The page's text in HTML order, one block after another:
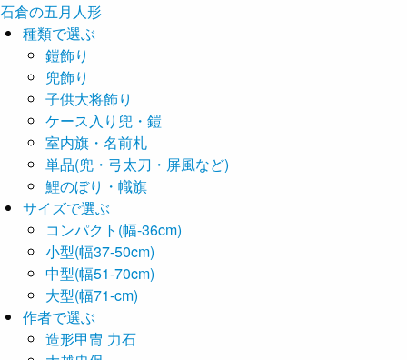
石倉の五月 人形
種類で選ぶ
鎧飾り
兜飾り
子供大将飾り
ケース入り兜・鎧
室内旗・名前札
単品(兜・弓太刀・屏風など)
鯉のぼり・幟旗
サイズで選ぶ
コンパクト(幅-36cm)
小型(幅37-50cm)
中型(幅51-70cm)
大型(幅71-cm)
作者で選ぶ
造形甲冑 力石